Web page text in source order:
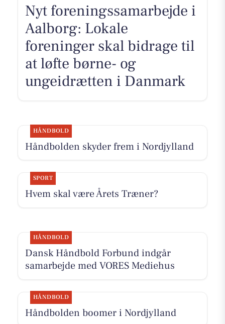
Nyt foreningssamarbejde i
Aalborg: Lokale
foreninger skal bidrage til
at løfte børne- og
ungeidrætten i Danmark
HÅNDBOLD
Håndbolden skyder frem i Nordjylland
SPORT
Hvem skal være Årets Træner?
HÅNDBOLD
Dansk Håndbold Forbund indgår
samarbejde med VORES Mediehus
HÅNDBOLD
Håndbolden boomer i Nordjylland